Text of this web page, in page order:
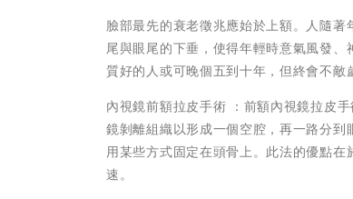
臉部最先的衰老徵兆應始於上額。人隨
尾與眼尾的下垂，使得年輕時意氣風發
質好的人或可晚個五到十年，但終會不敵
內視鏡前額拉皮手術 ：前額內視鏡拉皮
鏡剝離組織以形成一個空腔，再一路分
用某些方式固定在頭骨上。此法的優點
速。